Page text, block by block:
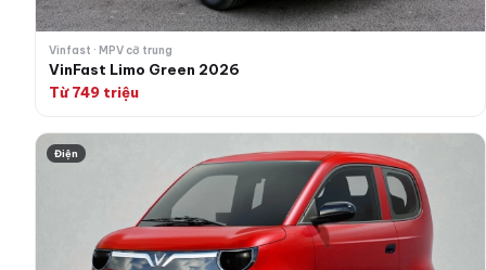
Vinfast · MPV cỡ trung
VinFast Limo Green 2026
Từ 749 triệu
VinFast Minio Green 2026
Điện